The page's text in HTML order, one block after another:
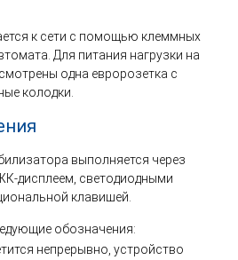
к сети с помощью клеммных
Для питания нагрузки на
одна евророзетка с
колодки.
выполняется через
дисплеем, светодиодными
клавишей.
обозначения:
непрерывно, устройство